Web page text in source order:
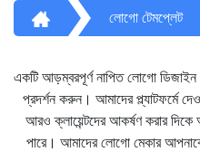
লোগো টেমপ্লেট
একটি আড়ম্বরপূর্ণ নাপিত লোগো ডিজাইন
প্রদর্শন করুন। আমাদের প্ল্যাটফর্মে
আরও ক্লায়েন্টদের আকর্ষণ করার
পারে। আমাদের লোগো মেকার